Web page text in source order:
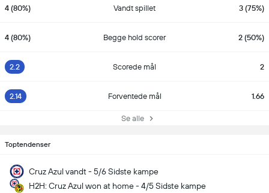
4 (80%) Vandt spillet 3 (75%)
4 (80%) Begge hold scorer 2 (50%)
2.2 Scorede mål 2
2.14 Forventede mål 1.66
Se alle
Toptendenser
Cruz Azul vandt - 5/6 Sidste kampe
H2H: Cruz Azul won at home - 4/5 Sidste kampe